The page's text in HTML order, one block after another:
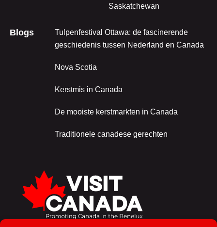
Saskatchewan
Blogs
Tulpenfestival Ottawa: de fascinerende
geschiedenis tussen Nederland en Canada
Nova Scotia
Kerstmis in Canada
De mooiste kerstmarkten in Canada
Traditionele canadese gerechten